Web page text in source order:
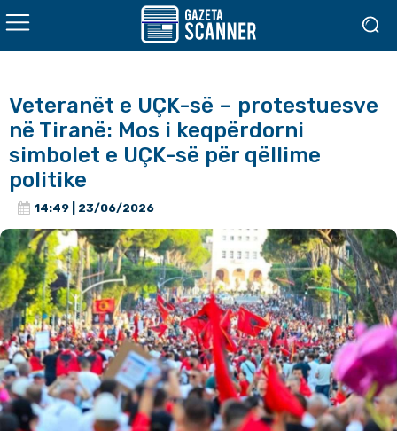
Veteranët e UÇK-së – protestuesve
në Tiranë: Mos i keqpërdorni
simbolet e UÇK-së për qëllime
politike
14:49 | 23/06/2026